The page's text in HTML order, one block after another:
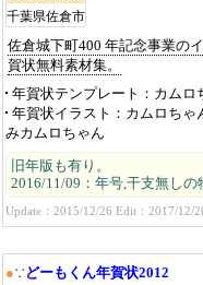
千葉県佐倉市
佐倉城下町400 年記念事業の
賀状無料素材集。
年賀状テンプレート
カムロ
年賀状イラスト
カムロちゃ
みカムロちゃん
旧年版も有り。
2016/11/09：年号,干支無しの
Update：2015/12/26 Edit：2017/12/
●∵ どーもくん年賀状2012